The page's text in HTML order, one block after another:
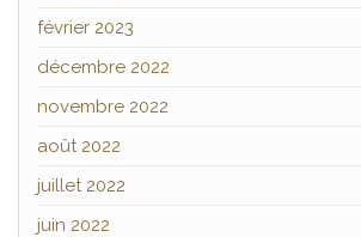
février 2023
décembre 2022
novembre 2022
août 2022
juillet 2022
juin 2022